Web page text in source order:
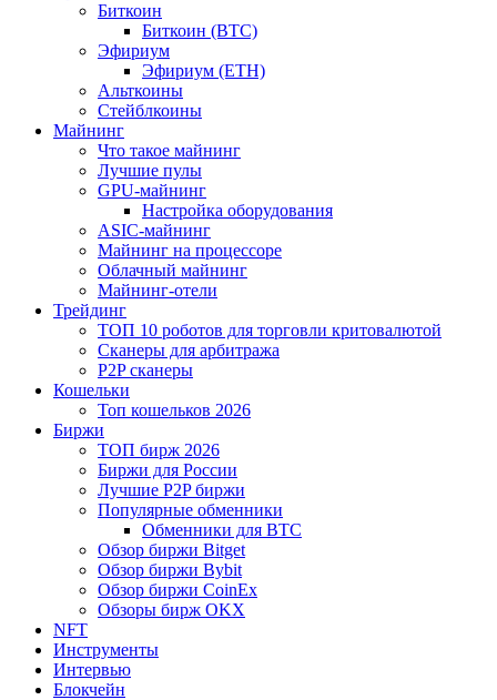
Биткоин
Биткоин (BTC)
Эфириум
Эфириум (ETH)
Альткоины
Стейблкоины
Майнинг
Что такое майнинг
Лучшие пулы
GPU-майнинг
Настройка оборудования
ASIC-майнинг
Майнинг на процессоре
Облачный майнинг
Майнинг-отели
Трейдинг
ТОП 10 роботов для торговли критовалютой
Сканеры для арбитража
P2P сканеры
Кошельки
Топ кошельков 2026
Биржи
ТОП бирж 2026
Биржи для России
Лучшие P2P биржи
Популярные обменники
Обменники для BTC
Обзор биржи Bitget
Обзор биржи Bybit
Обзор биржи CoinEx
Обзоры бирж OKX
NFT
Инструменты
Интервью
Блокчейн